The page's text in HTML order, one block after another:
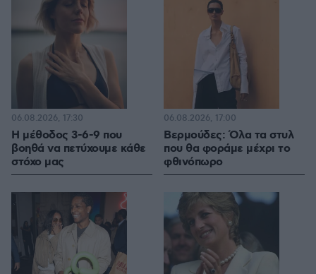
Η μέθοδος 3-6-9 που
βοηθά να πετύχουμε κάθε
στόχο μας
06.08.2026, 17:30
Βερμούδες: Όλα τα στυλ
που θα φοράμε μέχρι το
φθινόπωρο
06.08.2026, 17:00